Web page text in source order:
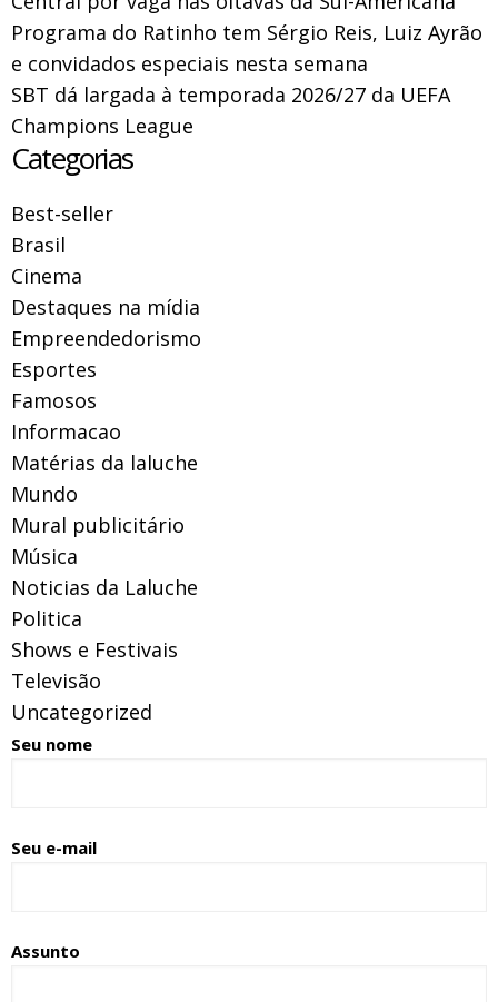
Programa do Ratinho tem Sérgio Reis, Luiz Ayrão
e convidados especiais nesta semana
SBT dá largada à temporada 2026/27 da UEFA
Champions League
Categorias
Best-seller
Brasil
Cinema
Destaques na mídia
Empreendedorismo
Esportes
Famosos
Informacao
Matérias da laluche
Mundo
Mural publicitário
Música
Noticias da Laluche
Politica
Shows e Festivais
Televisão
Uncategorized
Seu nome
Seu e-mail
Assunto